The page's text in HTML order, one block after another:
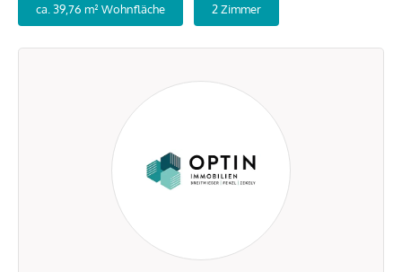
ca. 39,76 m² Wohnfläche 2 Zimmer